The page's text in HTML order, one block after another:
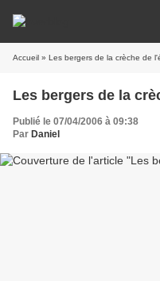
Accueil » Les bergers de la crèche de
Les bergers de la
Publié le 07/04/2006 à 09:38
Par Daniel